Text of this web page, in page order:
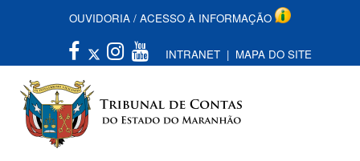
OUVIDORIA / ACESSO À INFORMAÇÃO
INTRANET | MAPA DO SITE